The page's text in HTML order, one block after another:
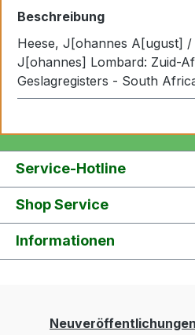
Beschreibung
Heese, J[ohannes A[ugust]
J[ohannes] Lombard: Zuid-
Geslagregisters - South
Service-Hotline
Shop Service
Informationen
Neuveröffentlichungen